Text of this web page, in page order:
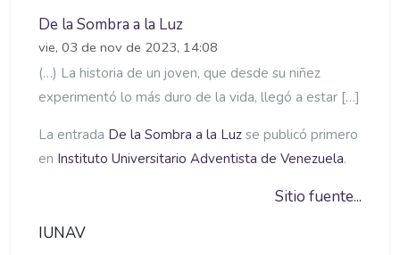
De la Sombra a la Luz
vie, 03 de nov de 2023, 14:08
(…) La historia de un joven, que desde su niñez
experimentó lo más duro de la vida, llegó a estar […]
La entrada De la Sombra a la Luz se publicó primero
en Instituto Universitario Adventista de Venezuela.
Sitio fuente...
IUNAV